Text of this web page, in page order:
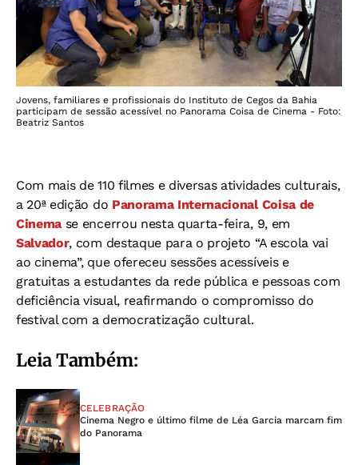
Jovens, familiares e profissionais do Instituto de Cegos da Bahia
participam de sessão acessível no Panorama Coisa de Cinema - Foto:
Beatriz Santos
Com mais de 110 filmes e diversas atividades culturais,
a 20ª edição do Panorama Internacional Coisa de
Cinema se encerrou nesta quarta-feira, 9, em
Salvador, com destaque para o projeto “A escola vai
ao cinema”, que ofereceu sessões acessíveis e
gratuitas a estudantes da rede pública e pessoas com
deficiência visual, reafirmando o compromisso do
festival com a democratização cultural.
Leia Também:
CELEBRAÇÃO
Cinema Negro e último filme de Léa Garcia marcam fim
do Panorama